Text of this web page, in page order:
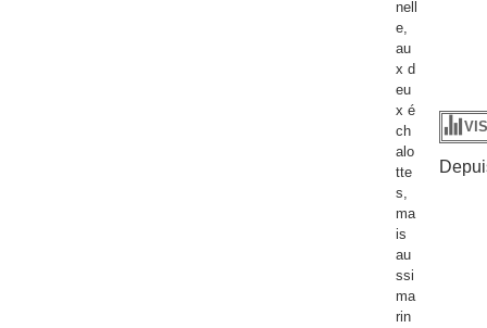
nell
e,
au
x d
eu
x é
ch
alo
tte
s,
ma
is
au
ssi
ma
rin